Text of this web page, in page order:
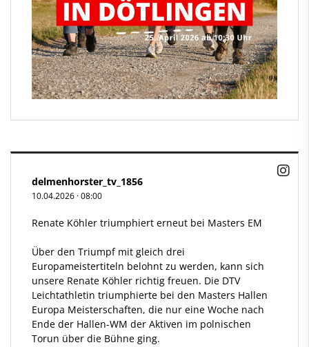
delmenhorster_tv_1856
10.04.2026 ·08:00
Renate Köhler triumphiert erneut bei Masters EM
Über den Triumpf mit gleich drei
Europameistertiteln belohnt zu werden, kann sich
unsere Renate Köhler richtig freuen. Die DTV
Leichtathletin triumphierte bei den Masters Hallen
Europa Meisterschaften, die nur eine Woche nach
Ende der Hallen-WM der Aktiven im polnischen
Torun über die Bühne ging.